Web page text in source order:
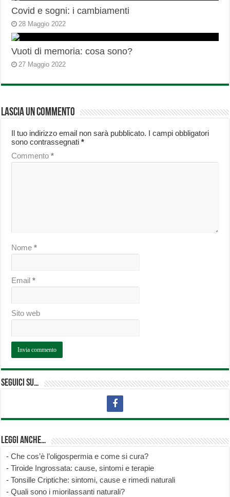
Covid e sogni: i cambiamenti
28 Maggio 2022
Vuoti di memoria: cosa sono?
27 Maggio 2022
Lascia un commento
Il tuo indirizzo email non sarà pubblicato. I campi obbligatori
sono contrassegnati*
Commento*
Nome*
Email*
Sito web
Seguici su…
Leggi anche…
-Che cos’è l’oligospermia e come si cura?
-Tiroide Ingrossata: cause, sintomi e terapie
-Tonsille Criptiche: sintomi, cause e rimedi naturali
-Quali sono i miorilassanti naturali?